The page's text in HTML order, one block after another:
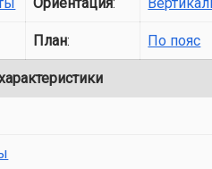
План: По пояс